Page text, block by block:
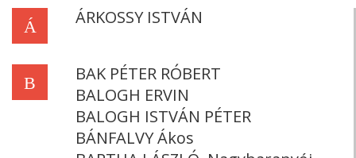
Á ÁRKOSSY ISTVÁN
B
BAK PÉTER RÓBERT
BALOGH ERVIN
BALOGH ISTVÁN PÉTER
BÁNFALVY Ákos